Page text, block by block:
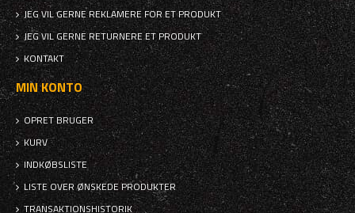
JEG VIL GERNE REKLAMERE FOR ET PRODUKT
JEG VIL GERNE RETURNERE ET PRODUKT
KONTAKT
MIN KONTO
OPRET BRUGER
KURV
INDKØBSLISTE
LISTE OVER ØNSKEDE PRODUKTER
TRANSAKTIONSHISTORIK